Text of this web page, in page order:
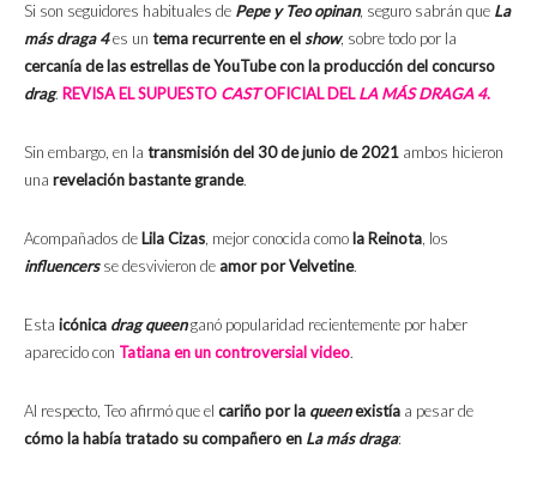
Si son seguidores habituales de Pepe y Teo opinan, seguro sabrán que La
más draga 4es un tema recurrente en elshow, sobre todo por la
cercanía de las estrellas de YouTube con la producción del concurso
drag. REVISA EL SUPUESTO CASTOFICIAL DELLA MÁS DRAGA 4.
Sin embargo, en la transmisión del 30 de junio de 2021 ambos hicieron
una revelación bastante grande.
Acompañados de Lila Cizas, mejor conocida como la Reinota, los
influencersse desvivieron de amor por Velvetine.
Esta icónica drag queenganó popularidad recientemente por haber
aparecido con Tatiana en un controversial video.
Al respecto, Teo afirmó que el cariño por la queenexistía a pesar de
cómo la había tratado su compañero en La más draga: